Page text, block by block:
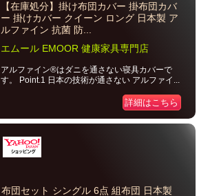
【在庫処分】掛け布団カバー 掛布団カバ
ー 掛けカバー クイーン ロング 日本製 ア
ルファイン 抗菌 防...
エムール EMOOR 健康家具専門店
アルファイン®はダニを通さない寝具カバーで
す。 Point.1 日本の技術が通さない アルファイ...
詳細はこちら
布団セット シングル 6点 組布団 日本製